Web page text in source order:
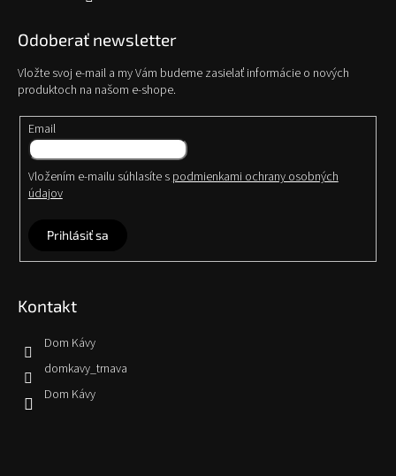
Odoberať newsletter
Vložte svoj e-mail a my Vám budeme zasielať informácie o nových
produktoch na našom e-shope.
Email
Vložením e-mailu súhlasíte spodmienkami ochrany osobných
údajov
Prihlásiť sa
Kontakt
Dom Kávy
domkavy_trnava
Dom Kávy